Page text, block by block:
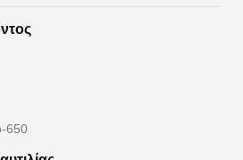
650